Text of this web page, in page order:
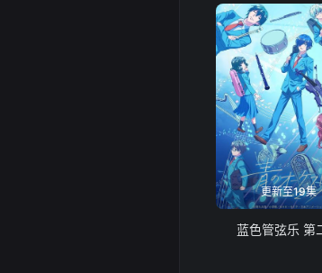
更新至19集
蓝色管弦乐 第